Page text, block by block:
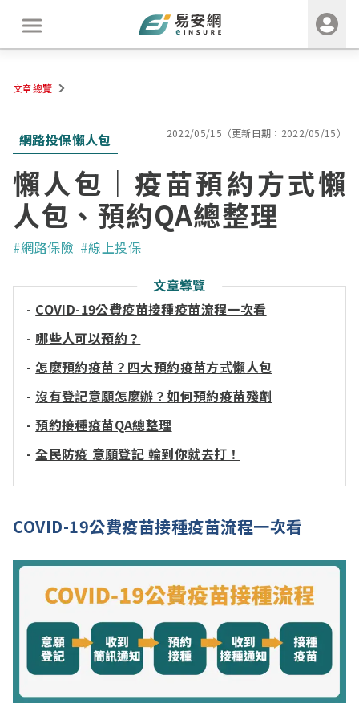
文章總覽
網路投保懶人包 2022/05/15（更新日期：2022/05/15）
懶人包｜疫苗預約方式懶
人包、預約QA總整理
#網路保險 #線上投保
文章導覽
- COVID-19公費疫苗接種疫苗流程一次看
- 哪些人可以預約？
-怎麼預約疫苗？四大預約疫苗方式懶人包
- 沒有登記意願怎麼辦？如何預約疫苗殘劑
-預約接種疫苗QA總整理
-全民防疫 意願登記 輪到你就去打！
COVID-19公費疫苗接種疫苗流程一次看